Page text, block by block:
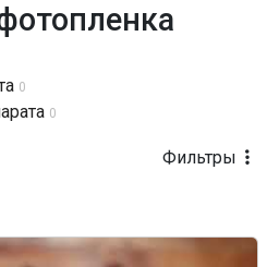
0
0
Фильтры